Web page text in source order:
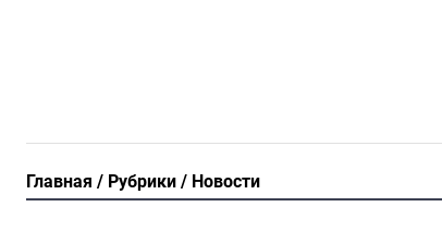
Главная Рубрики Новости